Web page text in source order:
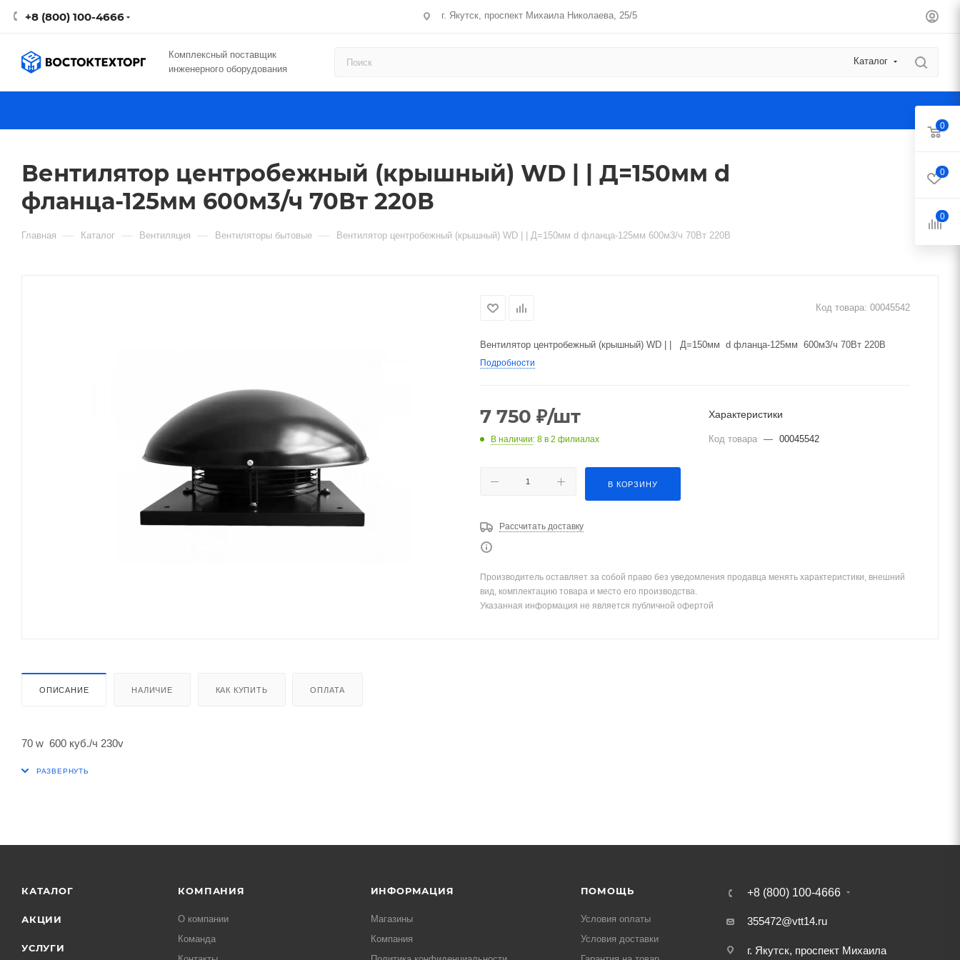
+8 (800) 100-4666 г. Якутск, проспект Михаила Николаева, 25/5
Комплексный поставщик
инженерного оборудования
Каталог
Вентилятор центробежный (крышный) WD | | Д=150мм d
фланца-125мм 600м3/ч 70Вт 220В
Главная — Каталог — Вентиляция — Вентиляторы бытовые — Вентилятор центробежный (крышный) WD | | Д=150мм d фланца-125мм 600м3/ч 70Вт 220В
Код товара: 00045542
Вентилятор центробежный (крышный) WD | | Д=150мм d фланца-125мм 600м3/ч 70Вт 220В
Подробности
7 750 ₽/шт
В наличии: 8 в 2 филиалах
В КОРЗИНУ
Рассчитать доставку
Характеристики
Код товара — 00045542
Производитель оставляет за собой право без уведомления продавца менять характеристики, внешний
вид, комплектацию товара и место его производства.
Указанная информация не является публичной офертой
ОПИСАНИЕ НАЛИЧИЕ КАК КУПИТЬ ОПЛАТА
70 w 600 куб./ч 230v
КАТАЛОГ
АКЦИИ
УСЛУГИ
КОМПАНИЯ
О компании
Команда
ИНФОРМАЦИЯ
Магазины
Компания
ПОМОЩЬ
Условия оплаты
Условия доставки
+8 (800) 100-4666
355472@vtt14.ru
г. Якутск, проспект Михаила
0
0
0